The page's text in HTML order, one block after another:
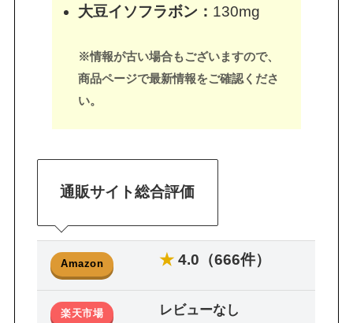
大豆イソフラボン： 130mg
※情報が古い場合もございますので、
商品ページで最新情報をご確認くださ
い。
通販サイト総合評価
Amazon ★ 4.0（666件）
楽天市場 レビューなし